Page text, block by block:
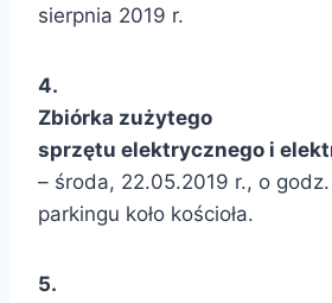
sierpnia 2019 r.
4.
Zbiórka zużytego
sprzętu elektrycznego i
– środa, 22.05.2019 r., o
parkingu koło kościoła.
5.